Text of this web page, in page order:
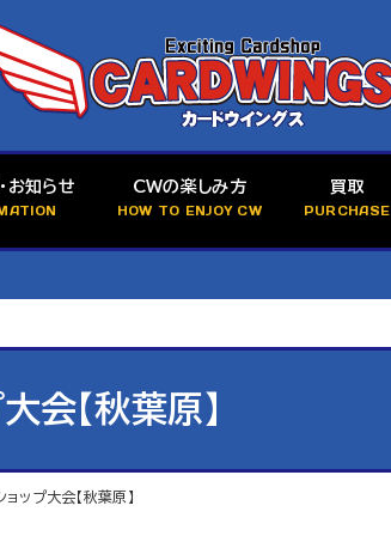
お知らせ CWの楽しみ方
HOW TO ENJOY CW
買取
PURCHASE
会【秋葉原】
ップ大会【秋葉原】